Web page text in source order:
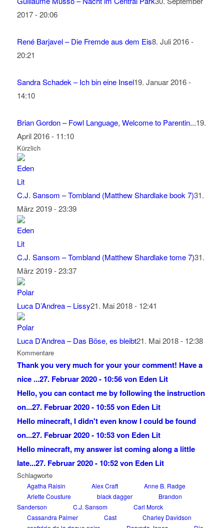
2017 - 20:06
René Barjavel – Die Fremde aus dem Eis8. Juli 2016 -
20:21
Sandra Schadek – Ich bin eine Insel19. Januar 2016 -
14:10
Brian Gordon – Fowl Language, Welcome to Parentin...19.
April 2016 - 11:10
Kürzlich
C.J. Sansom – Tombland (Matthew Shardlake book 7)31.
März 2019 - 23:39
C.J. Sansom – Tombland (Matthew Shardlake tome 7)31.
März 2019 - 23:37
Luca D’Andrea – Lissy21. Mai 2018 - 12:41
Luca D’Andrea – Das Böse, es bleibt21. Mai 2018 - 12:38
Kommentare
Thank you very much for your your comment! Have a
nice ...27. Februar 2020 - 10:56 von Eden Lit
Hello, you can contact me by following the instruction
on...27. Februar 2020 - 10:55 von Eden Lit
Hello minecraft, I didn't even know I could be found
on...27. Februar 2020 - 10:53 von Eden Lit
Hello minecraft, my answer ist coming along a little
late...27. Februar 2020 - 10:52 von Eden Lit
Schlagworte
Agatha Raisin Alex Craft
Anne B. Radge
Arlette Cousture
black dagger
Brandon
Sanderson
C.J. Sansom
Carl Morck
Cassandra Palmer
Cast
Charley Davidson